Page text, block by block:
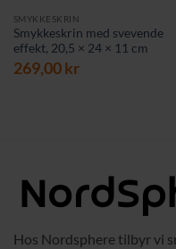
SMYKKESKRIN
Smykkeskrin med svevende
effekt, 20,5 × 24 × 11 cm
269,00kr
Hos Nordsphere tilbyr vi